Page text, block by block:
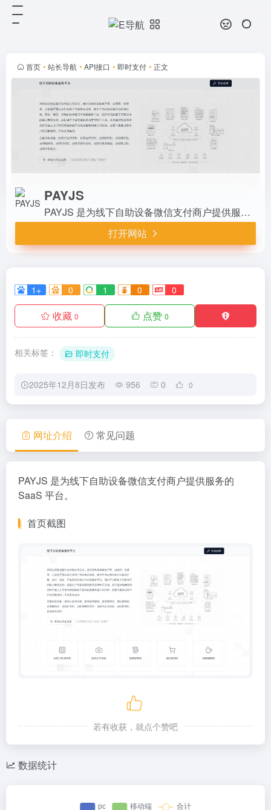
首页 • 站长导航 • API接口 • 即时支付 • 正文
PAYJS
PAYJS 是为线下自助设备微信支付商户提供服务的 SaaS 平台。
打开网站
1+ 0 1 0 0
收藏 0 点赞 0
相关标签： 即时支付
2025年12月8日发布 956 0 0
网址介绍 常见问题
PAYJS 是为线下自助设备微信支付商户提供服务的
SaaS 平台。
首页截图
若有收获，就点个赞吧
数据统计